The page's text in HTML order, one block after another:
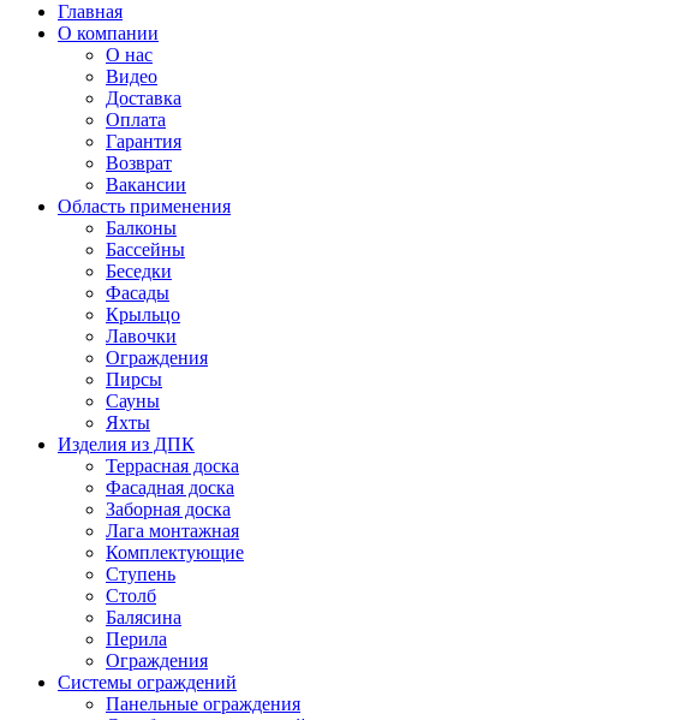
Главная
О компании
О нас
Видео
Доставка
Оплата
Гарантия
Возврат
Вакансии
Область применения
Балконы
Бассейны
Беседки
Фасады
Крыльцо
Лавочки
Ограждения
Пирсы
Сауны
Яхты
Изделия из ДПК
Террасная доска
Фасадная доска
Заборная доска
Лага монтажная
Комплектующие
Ступень
Столб
Балясина
Перила
Ограждения
Системы ограждений
Панельные ограждения